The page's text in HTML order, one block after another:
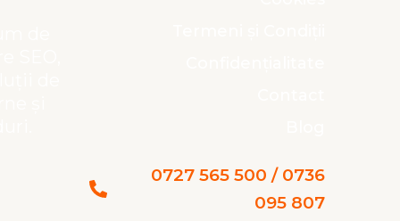
0727 565 500 / 0736
095 807